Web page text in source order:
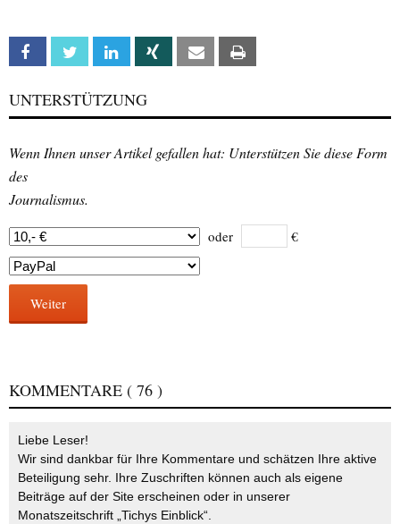
Facebook Twitter Linkedin Xing Email
UNTERSTÜTZUNG
Wenn Ihnen unser Artikel gefallen hat: Unterstützen Sie diese Form
des
Journalismus.
oder €
Weiter
KOMMENTARE ( 76 )
Liebe Leser!
Wir sind dankbar für Ihre Kommentare und schätzen Ihre aktive
Beteiligung sehr. Ihre Zuschriften können auch als eigene
Beiträge auf der Site erscheinen oder in unserer
Monatszeitschrift „Tichys Einblick“.